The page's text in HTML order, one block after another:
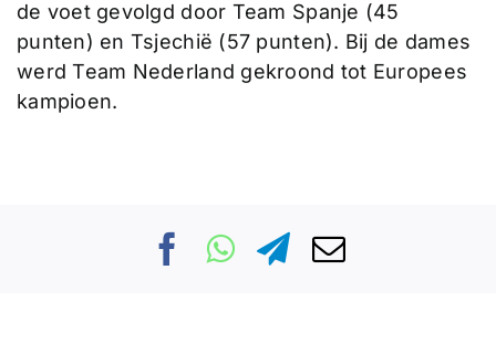
de voet gevolgd door Team Spanje (45
punten) en Tsjechië (57 punten). Bij de dames
werd Team Nederland gekroond tot Europees
kampioen.